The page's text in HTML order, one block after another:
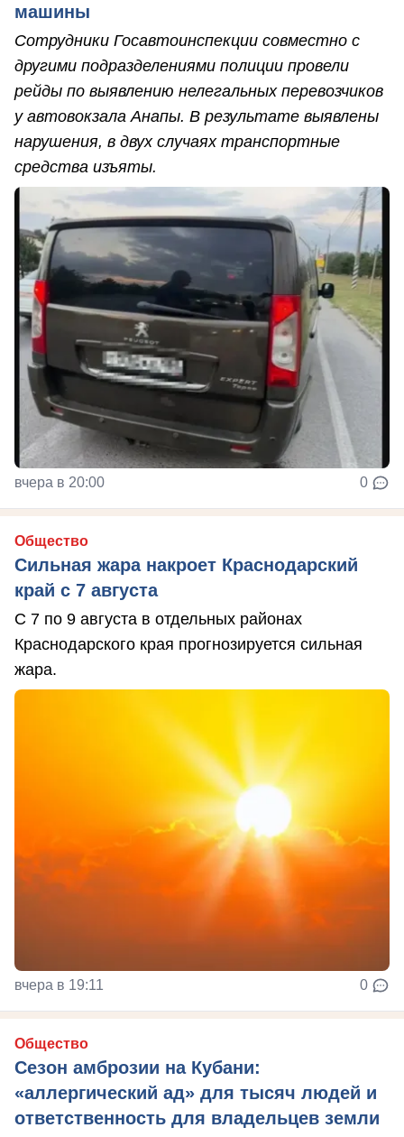
машины
Сотрудники Госавтоинспекции совместно с
другими подразделениями полиции провели
рейды по выявлению нелегальных перевозчиков
у автовокзала Анапы. В результате выявлены
нарушения, в двух случаях транспортные
средства изъяты.
вчера в 20:00 0
Общество
Сильная жара накроет Краснодарский
край с 7 августа
С 7 по 9 августа в отдельных районах
Краснодарского края прогнозируется сильная
жара.
вчера в 19:11 0
Общество
Сезон амброзии на Кубани:
«аллергический ад» для тысяч людей и
ответственность для владельцев земли